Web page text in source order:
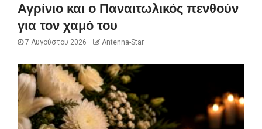
Αγρίνιο και ο Παναιτωλικός πενθούν
για τον χαμό του
7 Αυγούστου 2026 Antenna-Star